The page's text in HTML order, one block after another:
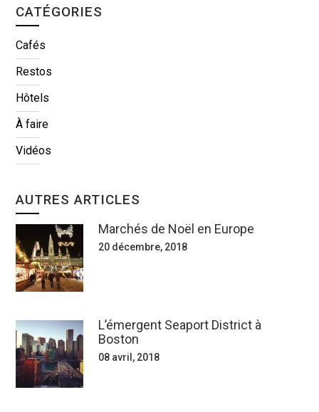
CATÉGORIES
Cafés
Restos
Hôtels
À faire
Vidéos
AUTRES ARTICLES
Marchés de Noël en Europe
20 décembre, 2018
L’émergent Seaport District à
Boston
08 avril, 2018